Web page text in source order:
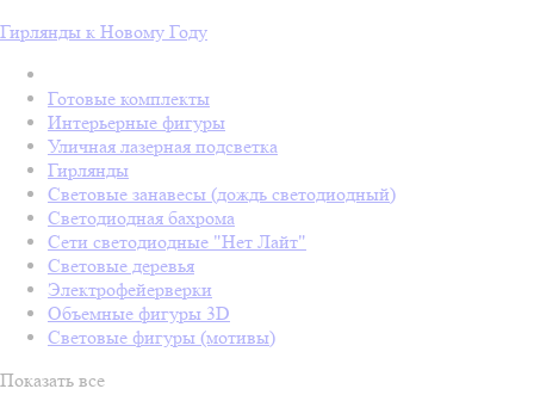
Гирлянды к Новому Году
Готовые комплекты
Интерьерные фигуры
Уличная лазерная подсветка
Гирлянды
Световые занавесы (дождь светодиодный)
Светодиодная бахрома
Сети светодиодные "Нет Лайт"
Световые деревья
Электрофейерверки
Объемные фигуры 3D
Световые фигуры (мотивы)
Показать все